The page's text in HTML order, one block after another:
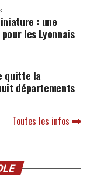
: une
les Lyonnais
quitte la
départements
Toutes les infos